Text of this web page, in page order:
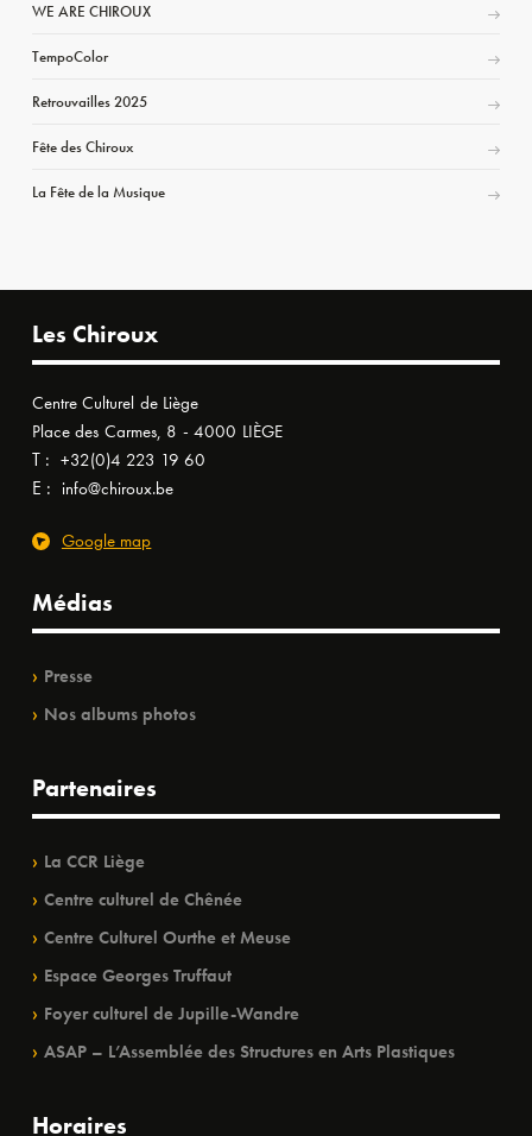
WE ARE CHIROUX
TempoColor
Retrouvailles 2025
Fête des Chiroux
La Fête de la Musique
Les Chiroux
Centre Culturel de Liège
Place des Carmes, 8 - 4000 LIÈGE
T : +32(0)4 223 19 60
E : info@chiroux.be
Google map
Médias
Presse
Nos albums photos
Partenaires
La CCR Liège
Centre culturel de Chênée
Centre Culturel Ourthe et Meuse
Espace Georges Truffaut
Foyer culturel de Jupille-Wandre
ASAP – L’Assemblée des Structures en Arts Plastiques
Horaires